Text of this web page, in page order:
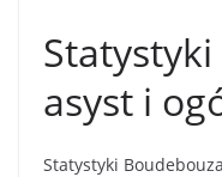
asyst i
Statystyki